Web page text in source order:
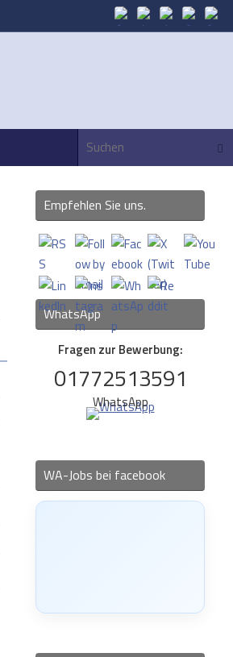
Empfehlen Sie uns.
WhatsApp
Fragen zur Bewerbung:
01772513591
WhatsApp
WA-Jobs bei facebook